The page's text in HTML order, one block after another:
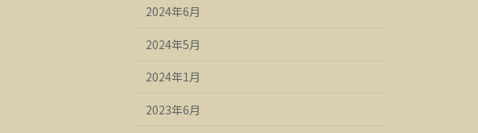
2024年6月
2024年5月
2024年1月
2023年6月